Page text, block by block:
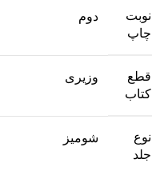
نوبت
چاپ
دوم
قطع
کتاب
وزیری
نوع
جلد
شومیز